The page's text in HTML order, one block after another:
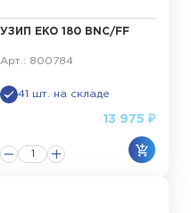
УЗИП EKO 180 BNC/FF
Арт.: 800784
41 шт. на складе
13 975 ₽